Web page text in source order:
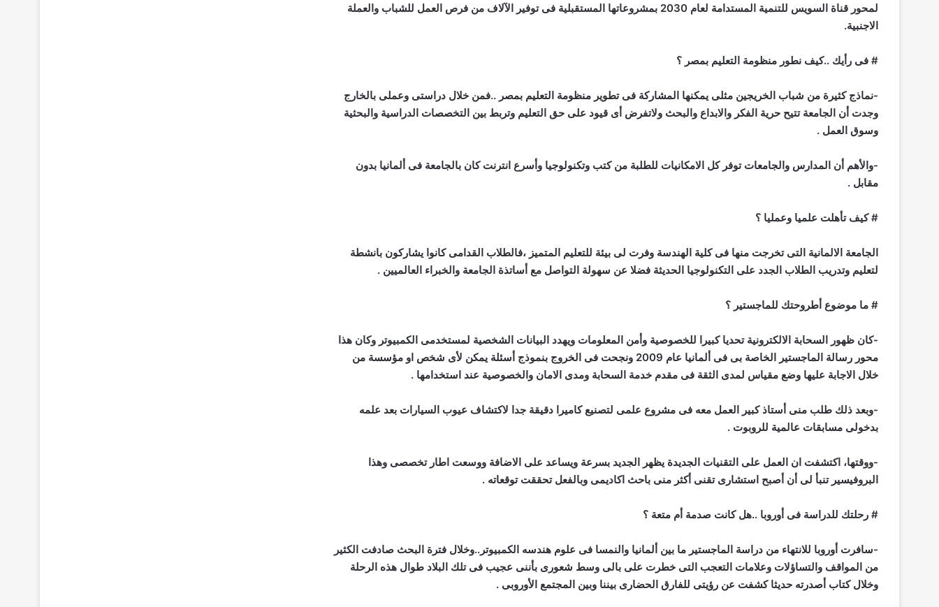
لمحور قناة السويس للتنمية المستدامة لعام 2030 بمشروعاتها المستقبلية فى توفير الآلاف من فرص العمل للشباب والعملة
الاجنبية.
# فى رأيك ..كيف نطور منظومة التعليم بمصر ؟
-نماذج كثيرة من شباب الخريجين مثلى يمكنها المشاركة فى تطوير منظومة التعليم بمصر ..فمن خلال دراستى وعملى بالخارج
وجدت أن الجامعة تتيح حرية الفكر والابداع والبحث ولاتفرض أى قيود على حق التعليم وتربط بين التخصصات الدراسية والبحثية
وسوق العمل .
-والأهم أن المدارس والجامعات توفر كل الامكانيات للطلبة من كتب وتكنولوجيا وأسرع انترنت كان بالجامعة فى ألمانيا بدون
مقابل .
# كيف تأهلت علميا وعمليا ؟
الجامعة الالمانية التى تخرجت منها فى كلية الهندسة وفرت لى بيئة للتعليم المتميز ،فالطلاب القدامى كانوا يشاركون بانشطة
لتعليم وتدريب الطلاب الجدد على التكنولوجيا الحديثة فضلا عن سهولة التواصل مع أساتذة الجامعة والخبراء العالميين .
# ما موضوع أطروحتك للماجستير ؟
-كان ظهور السحابة الالكترونية تحديا كبيرا للخصوصية وأمن المعلومات ويهدد البيانات الشخصية لمستخدمى الكمبيوتر وكان هذا
محور رسالة الماجستير الخاصة بى فى ألمانيا عام 2009 ونجحت فى الخروج بنموذج أسئلة يمكن لأى شخص او مؤسسة من
خلال الاجابة عليها وضع مقياس لمدى الثقة فى مقدم خدمة السحابة ومدى الامان والخصوصية عند استخدامها .
-وبعد ذلك طلب منى أستاذ كبير العمل معه فى مشروع علمى لتصنيع كاميرا دقيقة جدا لاكتشاف عيوب السيارات بعد علمه
بدخولى مسابقات عالمية للروبوت .
-ووقتها، اكتشفت ان العمل على التقنيات الجديدة يظهر الجديد بسرعة ويساعد على الاضافة ووسعت اطار تخصصى وهذا
البروفيسير تنبأ لى أن أصبح استشارى تقنى أكثر منى باحث اكاديمى وبالفعل تحققت توقعاته .
# رحلتك للدراسة فى أوروبا ..هل كانت صدمة أم متعة ؟
-سافرت أوروبا للانتهاء من دراسة الماجستير ما بين ألمانيا والنمسا فى علوم هندسه الكمبيوتر..وخلال فترة البحث صادفت الكثير
من المواقف والتساؤلات وعلامات التعجب التى خطرت على بالى وسط شعورى بأننى عجيب فى تلك البلاد طوال هذه الرحلة
وخلال كتاب أصدرته حديثا كشفت عن رؤيتى للفارق الحضارى بيننا وبين المجتمع الأوروبى .